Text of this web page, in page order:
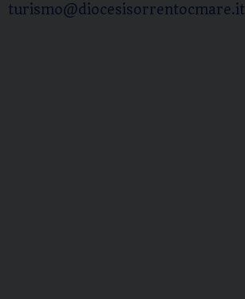
turismo@diocesisorrentocmare.it